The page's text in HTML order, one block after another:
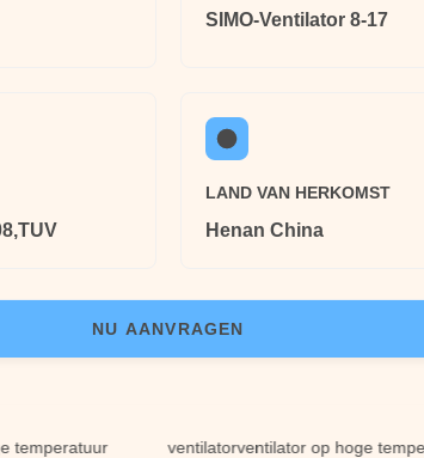
SIMO-Ventilator 8-17
LAND VAN HERKOMST
Henan China
NU AANVRAGEN
ventilatorventilator op hoge temperatuur